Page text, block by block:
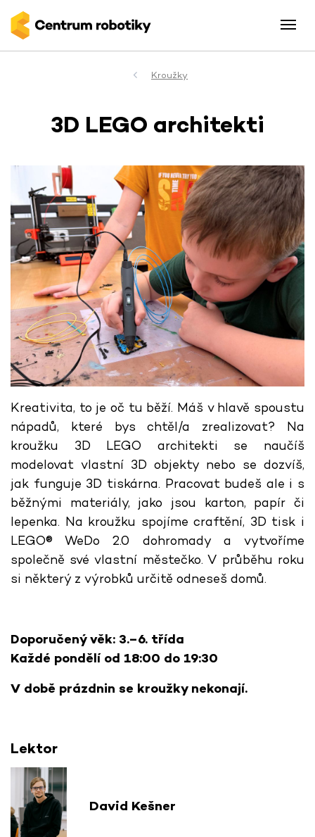
Kroužky
3D LEGO architekti
Kreativita, to je oč tu běží. Máš v hlavě spoustu
nápadů, které bys chtěl/a zrealizovat? Na
kroužku 3D LEGO architekti se naučíš
modelovat vlastní 3D objekty nebo se dozvíš,
jak funguje 3D tiskárna. Pracovat budeš ale i s
běžnými materiály, jako jsou karton, papír či
lepenka. Na kroužku spojíme craftění, 3D tisk i
LEGO® WeDo 2.0 dohromady a vytvoříme
společně své vlastní městečko. V průběhu roku
si některý z výrobků určitě odneseš domů.
Doporučený věk: 3.–6. třída
Každé pondělí od 18:00 do 19:30
V době prázdnin se kroužky nekonají.
Lektor
David Kešner